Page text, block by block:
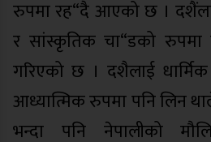
रुपमा रह“दै आएको छ ।
र सांस्कृतिक चा“डको रुपमा
गरिएको छ । दशैलाई
आध्यात्मिक रुपमा पनि लिन
भन्दा पनि नेपालीको